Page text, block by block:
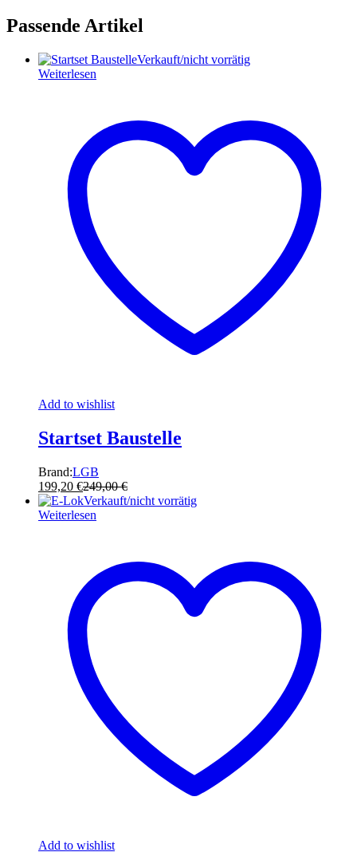
Passende Artikel
Verkauft/nicht vorrätig
Weiterlesen
Add to wishlist
Startset Baustelle
Brand:LGB
199,20 €249,00€
Verkauft/nicht vorrätig
Weiterlesen
Add to wishlist